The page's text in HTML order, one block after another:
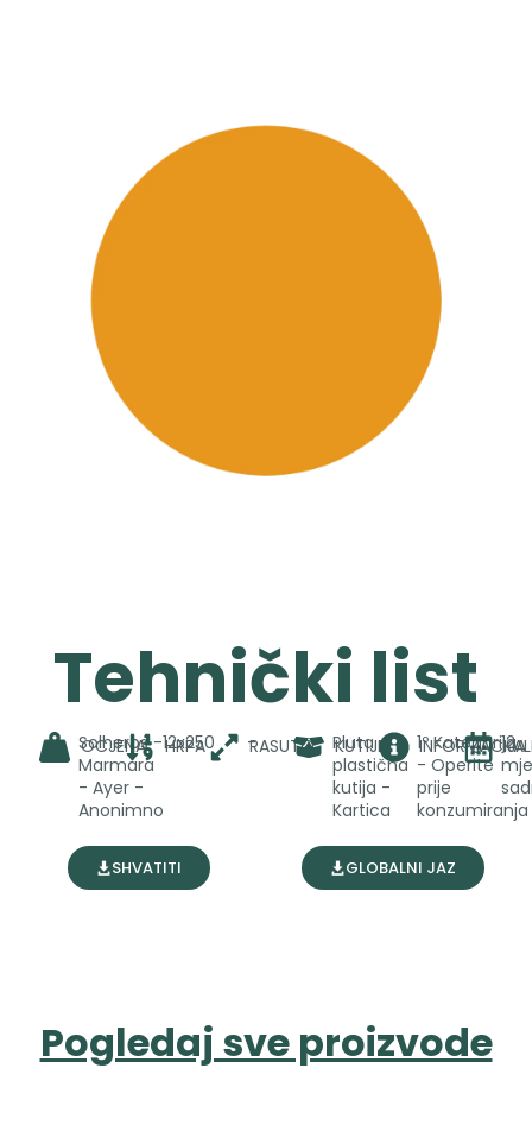
Tehnički list
OCJENA
Solherbs -
Marmara
- Ayer -
Anonimno
HRPA
12x250 RASUTO
- KUTIJE
Pluta -
plastična
kutija -
Kartica
INFORMACIJA
1º Kategorija
- Operite
prije
konzumiranja
12
SHVATITI GLOBALNI JAZ
Pogledaj sve proizvode